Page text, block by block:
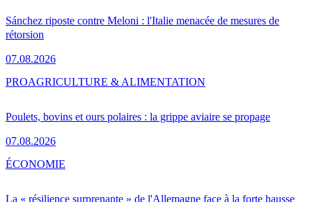
Sánchez riposte contre Meloni : l'Italie menacée de mesures de
rétorsion
07.08.2026
Poulets, bovins et ours polaires : la grippe aviaire se propage
07.08.2026
PROAGRICULTURE & ALIMENTATION
La « résilience surprenante » de l'Allemagne face à la forte hausse
ÉCONOMIE